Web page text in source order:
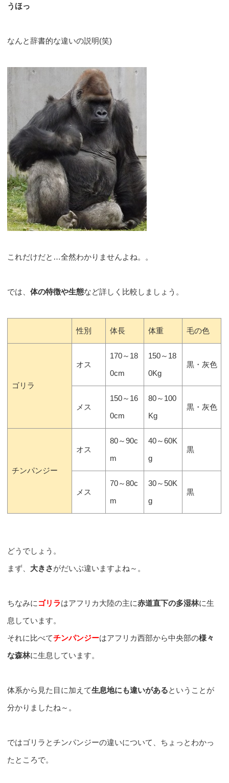
うほっ
なんと辞書的な違いの説明(笑)
これだけだと…全然わかりませんよね。。
では、体の特徴や生態など詳しく比較しましょう。
性別 体長 体重 毛の色
ゴリラ
オス
170～18
0cm
150～18
0Kg
黒・灰色
メス
150～16
0cm
80～100
Kg
黒・灰色
チンパンジー
オス
80～90c
m
40～60K
g
黒
メス
70～80c
m
30～50K
g
黒
どうでしょう。
まず、 大きさがだいぶ違いますよね～。
ちなみに ゴリラはアフリカ大陸の主に赤道直下の多湿林に生
息しています。
それに比べてチンパンジーはアフリカ西部から中央部の様々
な森林に生息しています。
体系から見た目に加えて生息地にも違いがあるということが
分かりましたね～。
ではゴリラとチンパンジーの違いについて、ちょっとわかっ
たところで。